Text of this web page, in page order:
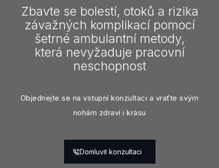
Zbavte se bolestí, otoků a rizika
závažných komplikací pomocí
šetrné ambulantní metody,
která nevyžaduje pracovní
neschopnost
Objednejte se na vstupní konzultaci a vraťte svým
nohám zdraví i krásu
Domluvit konzultaci